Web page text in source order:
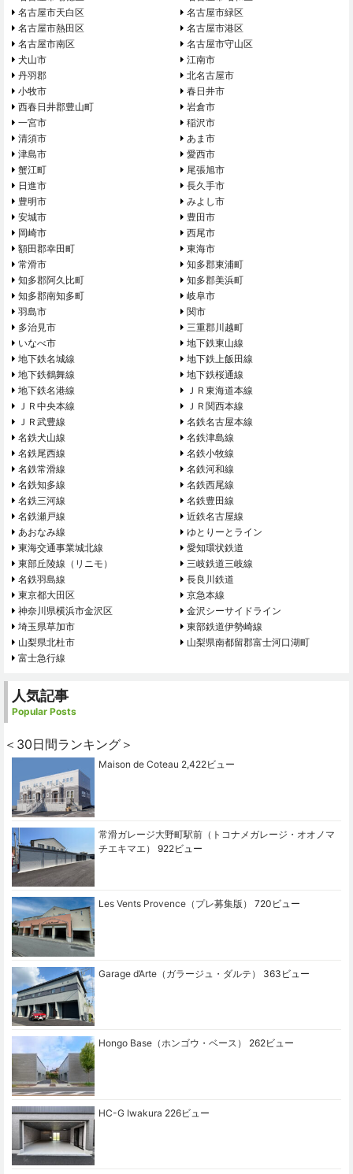
名古屋市天白区
名古屋市緑区
名古屋市熱田区
名古屋市港区
名古屋市南区
名古屋市守山区
犬山市
江南市
丹羽郡
北名古屋市
小牧市
春日井市
西春日井郡豊山町
岩倉市
一宮市
稲沢市
清須市
あま市
津島市
愛西市
蟹江町
尾張旭市
日進市
長久手市
豊明市
みよし市
安城市
豊田市
岡崎市
西尾市
額田郡幸田町
東海市
常滑市
知多郡東浦町
知多郡阿久比町
知多郡美浜町
知多郡南知多町
岐阜市
羽島市
関市
多治見市
三重郡川越町
いなべ市
地下鉄東山線
地下鉄名城線
地下鉄上飯田線
地下鉄鶴舞線
地下鉄桜通線
地下鉄名港線
ＪＲ東海道本線
ＪＲ中央本線
ＪＲ関西本線
ＪＲ武豊線
名鉄名古屋本線
名鉄犬山線
名鉄津島線
名鉄尾西線
名鉄小牧線
名鉄常滑線
名鉄河和線
名鉄知多線
名鉄西尾線
名鉄三河線
名鉄豊田線
名鉄瀬戸線
近鉄名古屋線
あおなみ線
ゆとりーとライン
東海交通事業城北線
愛知環状鉄道
東部丘陵線（リニモ）
三岐鉄道三岐線
名鉄羽島線
長良川鉄道
東京都大田区
京急本線
神奈川県横浜市金沢区
金沢シーサイドライン
埼玉県草加市
東部鉄道伊勢崎線
山梨県北杜市
山梨県南都留郡富士河口湖町
富士急行線
人気記事
Popular Posts
＜30日間ランキング＞
Maison de Coteau 2,422ビュー
常滑ガレージ大野町駅前（トコナメガレージ・オオノマ
チエキマエ）
922ビュー
Les Vents Provence（プレ募集版） 720ビュー
Garage d’Arte（ガラージュ・ダルテ） 363ビュー
Hongo Base（ホンゴウ・ベース） 262ビュー
HC-G Iwakura 226ビュー